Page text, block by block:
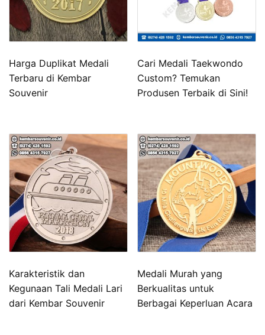
Harga Duplikat Medali
Terbaru di Kembar
Souvenir
Cari Medali Taekwondo
Custom? Temukan
Produsen Terbaik di Sini!
Karakteristik dan
Kegunaan Tali Medali Lari
dari Kembar Souvenir
Medali Murah yang
Berkualitas untuk
Berbagai Keperluan Acara